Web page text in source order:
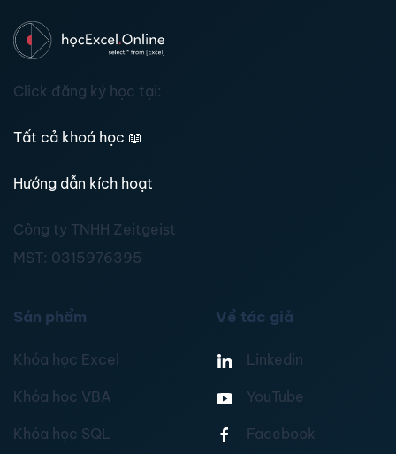
Click đăng ký học tại:
Tất cả khoá học 📖
Hướng dẫn kích hoạt
Công ty TNHH Zeitgeist
MST: 0315976395
Sản phẩm
Khóa học Excel
Khóa học VBA
Khóa học SQL
Về tác giả
Linkedin
YouTube
Facebook